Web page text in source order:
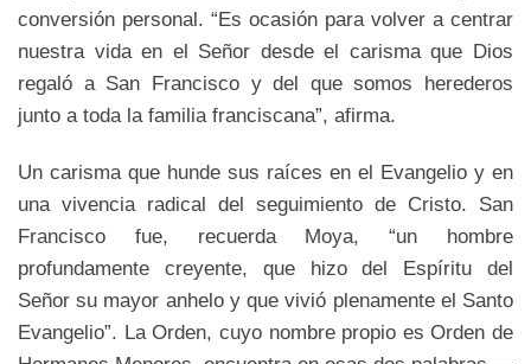
conversión personal. “Es ocasión para volver a centrar
nuestra vida en el Señor desde el carisma que Dios
regaló a San Francisco y del que somos herederos
junto a toda la familia franciscana”, afirma.
Un carisma que hunde sus raíces en el Evangelio y en
una vivencia radical del seguimiento de Cristo. San
Francisco fue, recuerda Moya, “un hombre
profundamente creyente, que hizo del Espíritu del
Señor su mayor anhelo y que vivió plenamente el Santo
Evangelio”. La Orden, cuyo nombre propio es Orden de